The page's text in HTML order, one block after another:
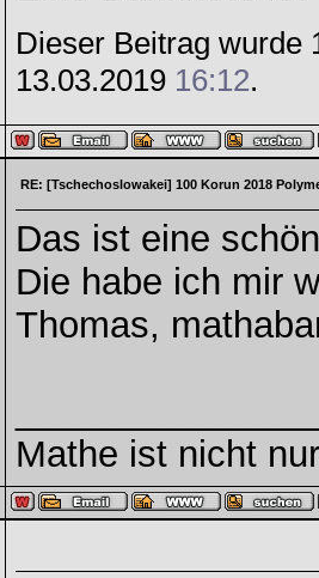
Dieser Beitrag wurde
13.03.2019 16:12.
RE: [Tschechoslowakei] 100 Korun 2018
Das ist eine
Die habe ich mir
Thomas,
Mathe ist nicht